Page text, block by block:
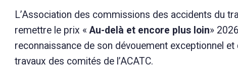
L’Association des commissions des accidents du
remettre le prix «Au-delà et encore plus loin»
reconnaissance de son dévouement exceptionnel
travaux des comités de l’ACATC.